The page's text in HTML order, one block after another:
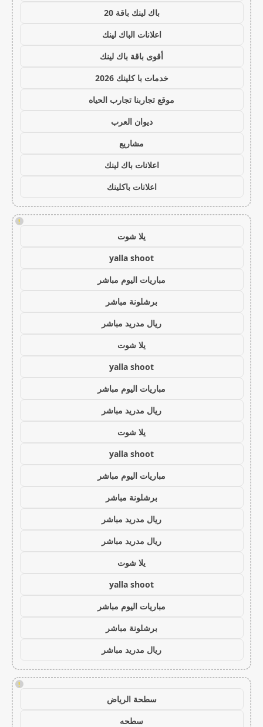
باك لينك باقة 20
اعلانات الباك لينك
أقوى باقة باك لينك
خدمات با كلينك 2026
موقع تجاربنا تجارب الحياه
ديوان العرب
مشاريع
اعلانات باك لينك
اعلانات باكلينك
!
يلا شوت
yalla shoot
مباريات اليوم مباشر
برشلونة مباشر
ريال مدريد مباشر
يلا شوت
yalla shoot
مباريات اليوم مباشر
ريال مدريد مباشر
يلا شوت
yalla shoot
مباريات اليوم مباشر
برشلونة مباشر
ريال مدريد مباشر
ريال مدريد مباشر
يلا شوت
yalla shoot
مباريات اليوم مباشر
برشلونة مباشر
ريال مدريد مباشر
!
سطحة الرياض
سطحه